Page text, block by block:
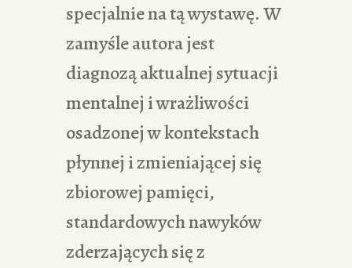
specjalnie na tą wystawę. W
zamyśle autora jest
diagnozą aktualnej sytuacji
mentalnej i wrażliwości
osadzonej w kontekstach
płynnej i zmieniającej się
zbiorowej pamięci,
standardowych nawyków
zderzających się z